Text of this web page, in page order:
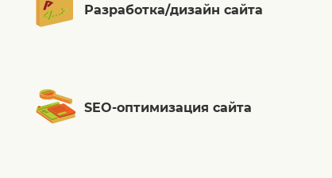
Разработка/дизайн сайта
SEO-оптимизация сайта